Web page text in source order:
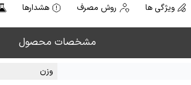
ویژگی ها روش مصرف هشدارها
مشخصات محصول
وزن